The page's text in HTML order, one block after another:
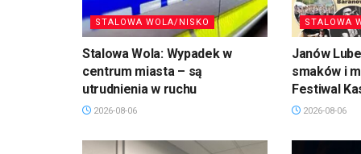
STALOWA WOLA/NISKO
Stalowa Wola: Wypadek w
centrum miasta – są
utrudnienia w ruchu
2026-08-06
STALOWA
Janów
smaków i
Festiwal
2026-08-06